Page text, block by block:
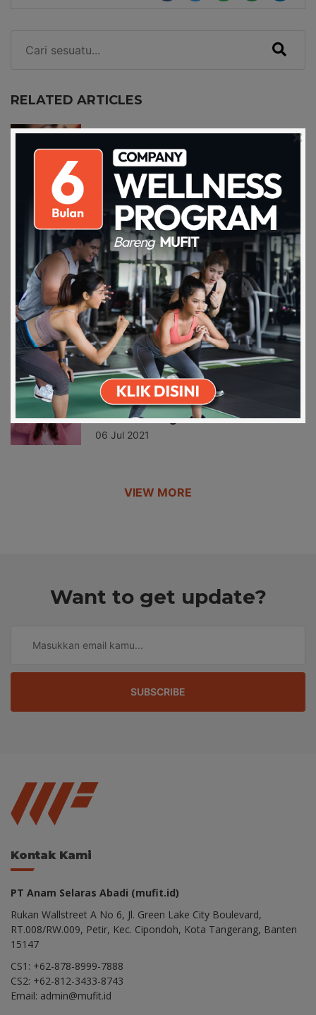
Download on the
Apps Store
Get it on Play
Store
RELATED ARTICLES
Pentingnya Melindungi Kulit Dari
Paparan Sina…
04 Apr 2024
Makan Makanan Berlemak, Boleh
ngak sih?
29 Nov 2021
Cobain Makan Sehat, yuk di Healthy
Food ala J…
10 Nov 2020
Resep Ramadhan: Kuciwis Cah Jamur
27 Apr 2022
Berapa Kali ya, Jatah Cheat Meal
dalam Seming…
06 Jul 2021
VIEW MORE
Want to get update?
SUBSCRIBE
Kontak Kami
PT Anam Selaras Abadi (mufit.id)
Rukan Wallstreet A No 6, Jl. Green Lake City Boulevard,
RT.008/RW.009, Petir, Kec. Cipondoh, Kota Tangerang, Banten
15147
CS1: +62-878-8999-7888
CS2: +62-812-3433-8743
Email: admin@mufit.id